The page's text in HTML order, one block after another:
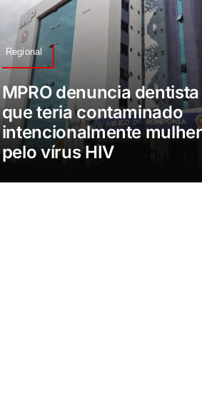
Regional
MPRO denuncia dentista
que teria contaminado
intencionalmente
pelo vírus HIV